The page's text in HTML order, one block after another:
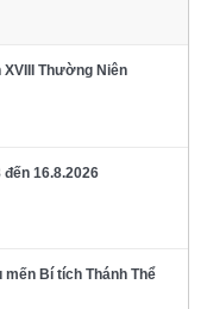
XVIII Thường Niên
16.8.2026
Bí tích Thánh Thể